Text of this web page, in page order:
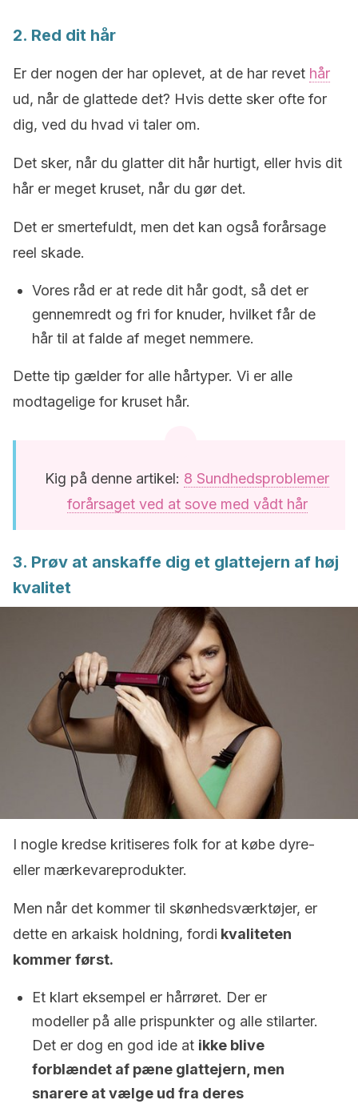
2. Red dit hår
Er der nogen der har oplevet, at de har revet hår
ud, når de glattede det? Hvis dette sker ofte for
dig, ved du hvad vi taler om.
Det sker, når du glatter dit hår hurtigt, eller hvis dit
hår er meget kruset, når du gør det.
Det er smertefuldt, men det kan også forårsage
reel skade.
Vores råd er at rede dit hår godt, så det er
gennemredt og fri for knuder, hvilket får de
hår til at falde af meget nemmere.
Dette tip gælder for alle hårtyper. Vi er alle
modtagelige for kruset hår.
Kig på denne artikel: 8 Sundhedsproblemer
forårsaget ved at sove med vådt hår
3. Prøv at anskaffe dig et glattejern af høj
kvalitet
I nogle kredse kritiseres folk for at købe dyre-
eller mærkevareprodukter.
Men når det kommer til skønhedsværktøjer, er
dette en arkaisk holdning, fordi kvaliteten
kommer først.
Et klart eksempel er hårrøret. Der er
modeller på alle prispunkter og alle stilarter.
Det er dog en god ide at ikke blive
forblændet af pæne glattejern, men
snarere at vælge ud fra deres